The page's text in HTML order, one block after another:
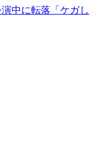
中に転落「ケガし